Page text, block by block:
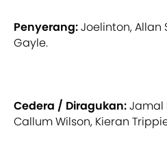
Penyerang:Joelinton, Allan
Gayle.
Cedera / Diragukan:Jamal
Callum Wilson, Kieran